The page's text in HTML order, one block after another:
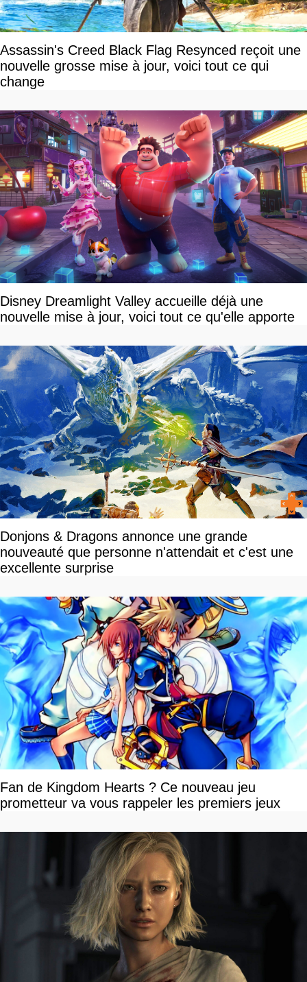
Assassin's Creed Black Flag Resynced reçoit une
nouvelle grosse mise à jour, voici tout ce qui
change
Disney Dreamlight Valley accueille déjà une
nouvelle mise à jour, voici tout ce qu'elle apporte
Donjons & Dragons annonce une grande
nouveauté que personne n'attendait et c'est une
excellente surprise
Fan de Kingdom Hearts ? Ce nouveau jeu
prometteur va vous rappeler les premiers jeux